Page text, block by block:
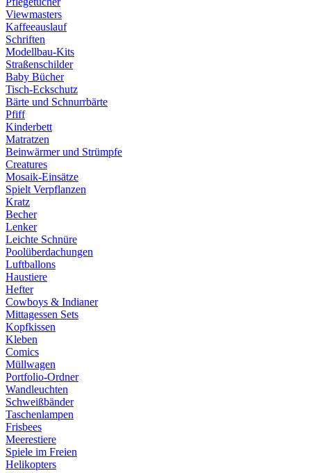
Viewmasters
Kaffeeauslauf
Schriften
Modellbau-Kits
Straßenschilder
Baby Bücher
Tisch-Eckschutz
Bärte und Schnurrbärte
Pfiff
Kinderbett
Matratzen
Beinwärmer und Strümpfe
Creatures
Mosaik-Einsätze
Spielt Verpflanzen
Kratz
Becher
Lenker
Leichte Schnüre
Poolüberdachungen
Luftballons
Haustiere
Hefter
Cowboys & Indianer
Mittagessen Sets
Kopfkissen
Kleben
Comics
Müllwagen
Portfolio-Ordner
Wandleuchten
Schweißbänder
Taschenlampen
Frisbees
Meerestiere
Spiele im Freien
Helikopters